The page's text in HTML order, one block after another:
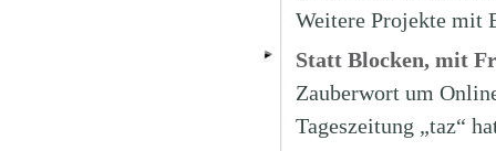
Weitere Projekte mit
Statt Blocken, mit
Zauberwort um
Tageszeitung „taz“